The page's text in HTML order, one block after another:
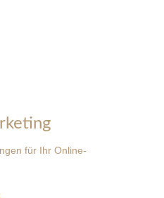
für Ihr Online-